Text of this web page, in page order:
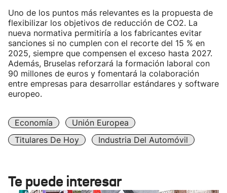
Uno de los puntos más relevantes es la propuesta de
flexibilizar los objetivos de reducción de CO2. La
nueva normativa permitiría a los fabricantes evitar
sanciones si no cumplen con el recorte del 15 % en
2025, siempre que compensen el exceso hasta 2027.
Además, Bruselas reforzará la formación laboral con
90 millones de euros y fomentará la colaboración
entre empresas para desarrollar estándares y software
europeo.
Economía
Unión Europea
Titulares De Hoy
Industria Del Automóvil
Te puede interesar